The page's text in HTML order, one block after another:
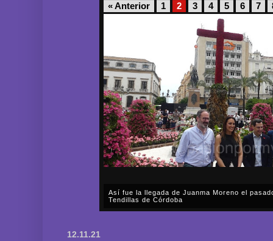
« Anterior 1 2 3 4 5 6 7
Así fue la llegada de Juanma Moreno el
Tendillas de Córdoba
12.11.21